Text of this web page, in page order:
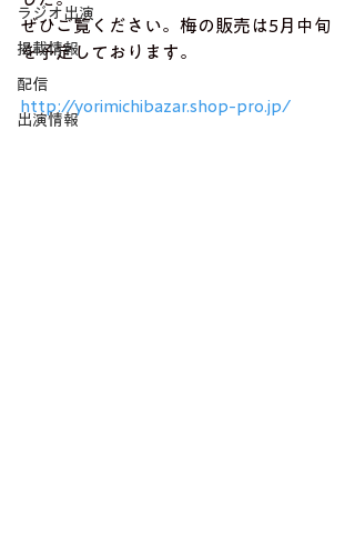
ラジオ出演
掲載情報
配信
出演情報
ぜひご覧ください。梅の販売は5月中旬
を予定しております。
http://yorimichibazar.shop-pro.jp/